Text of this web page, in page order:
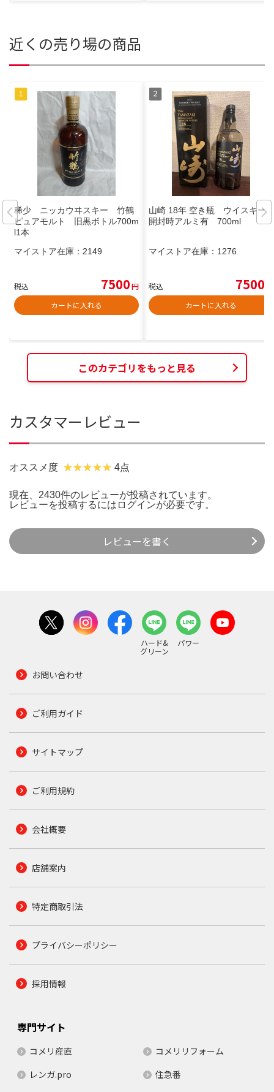
近くの売り場の商品
稀少 ニッカウヰスキー 竹鶴
ピュアモルト 旧黒ボトル700m
l1本
マイストア在庫： 2149
税込 7500円
カートに入れる
山崎 18年 空き瓶 ウイスキー
開封時アルミ有 700ml
マイストア在庫： 1276
税込 7500
カートに入れる
このカテゴリをもっと見る
カスタマーレビュー
オススメ度 4点
現在、2430件のレビューが投稿されています。
レビューを投稿するには ログインが必要です。
レビューを書く
ハード&
グリーン
パワー
お問い合わせ
ご利用ガイド
サイトマップ
ご利用規約
会社概要
店舗案内
特定商取引法
プライバシーポリシー
採用情報
専門サイト
コメリ産直
コメリリフォーム
レンガ.pro
住急番